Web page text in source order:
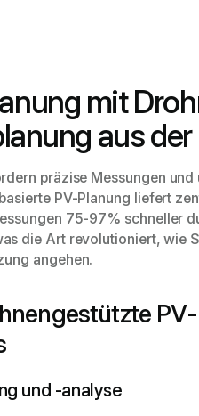
mit
aus
präzise Messungen und
PV-Planung liefert
75-97% schneller
die Art revolutioniert, wie
angehen.
PV-
und -analyse